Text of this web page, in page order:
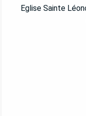
Eglise Sainte